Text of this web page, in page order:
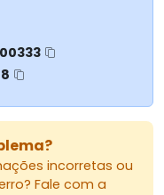
incorretas ou
Fale com a